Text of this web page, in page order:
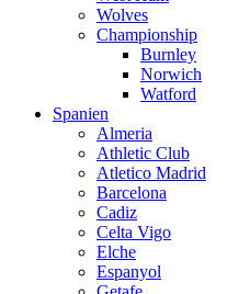
Wolves
Championship
Burnley
Norwich
Watford
Spanien
Almeria
Athletic Club
Atletico Madrid
Barcelona
Cadiz
Celta Vigo
Elche
Espanyol